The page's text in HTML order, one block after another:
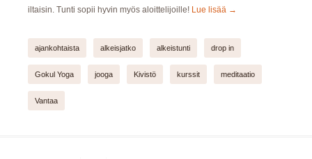
iltaisin. Tunti sopii hyvin myös aloittelijoille! Lue lisää →
ajankohtaista alkeisjatko alkeistunti drop in
Gokul Yoga jooga Kivistö kurssit meditaatio
Vantaa